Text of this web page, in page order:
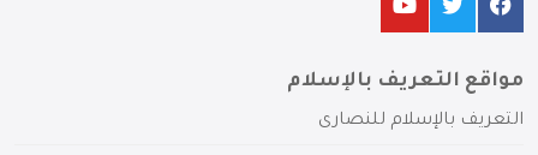
مواقع التعريف بالإسلام
التعريف بالإسلام للنصارى